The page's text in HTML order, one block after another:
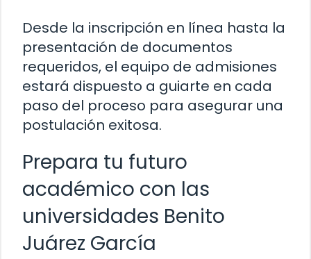
Desde la inscripción en línea hasta la
presentación de documentos
requeridos, el equipo de admisiones
estará dispuesto a guiarte en cada
paso del proceso para asegurar una
postulación exitosa.
Prepara tu futuro
académico con las
universidades Benito
Juárez García